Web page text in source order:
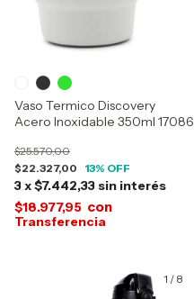
Vaso Termico Discovery
Acero Inoxidable 350ml 17086
$22.327,00
$25.570,00
13% OFF
3x$7.442,33 sin interés
$18.977,95 con
1 / 8